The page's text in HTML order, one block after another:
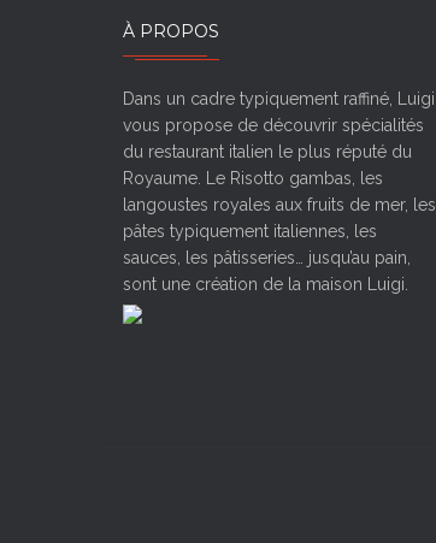
À PROPOS
Dans un cadre typiquement raffiné, Luigi
vous propose de découvrir spécialités
du restaurant italien le plus réputé du
Royaume. Le Risotto gambas, les
langoustes royales aux fruits de mer, les
pâtes typiquement italiennes, les
sauces, les pâtisseries… jusqu’au pain,
sont une création de la maison Luigi.